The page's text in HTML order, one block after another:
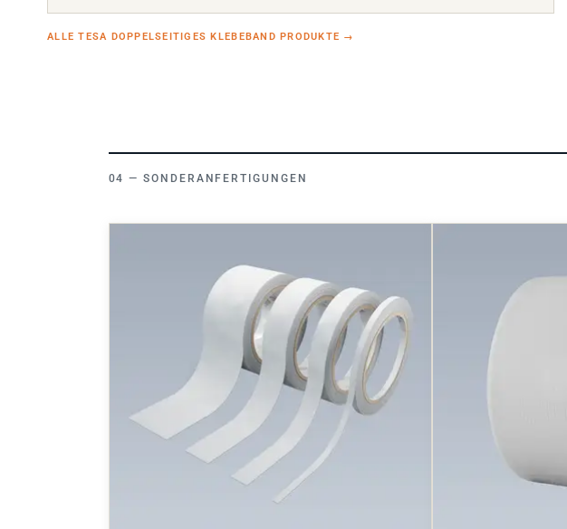
ALLE TESA DOPPELSEITIGES KLEBEBAND PRODUKTE →
SONDERANFERTIGUNGEN